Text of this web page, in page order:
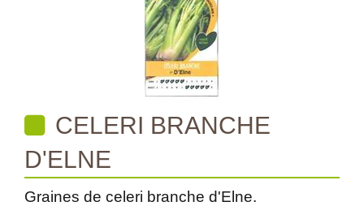
CELERI BRANCHE
D'ELNE
Graines de celeri branche d'Elne.